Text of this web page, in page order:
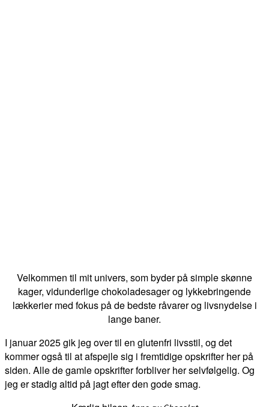
Velkommen til mit univers, som byder på simple skønne
kager, vidunderlige chokoladesager og lykkebringende
lækkerier med fokus på de bedste råvarer og livsnydelse i
lange baner.
I januar 2025 gik jeg over til en glutenfri livsstil, og det
kommer også til at afspejle sig i fremtidige opskrifter her på
siden. Alle de gamle opskrifter forbliver her selvfølgelig. Og
jeg er stadig altid på jagt efter den gode smag.